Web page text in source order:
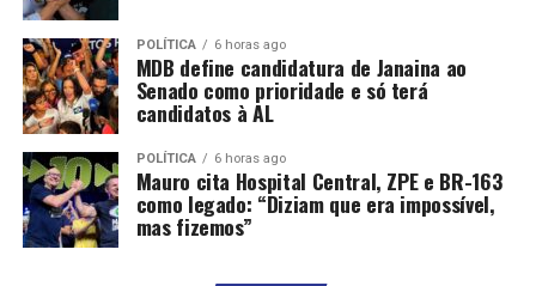
POLÍTICA 6 horas ago
MDB define candidatura de Janaina ao
Senado como prioridade e só terá
candidatos à AL
POLÍTICA 6 horas ago
Mauro cita Hospital Central, ZPE e BR-163
como legado: “Diziam que era impossível,
mas fizemos”